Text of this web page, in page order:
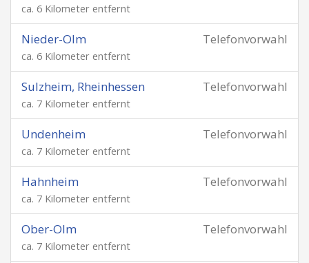
ca. 6 Kilometer entfernt
Telefonvorwahl
Nieder-Olm
ca. 6 Kilometer entfernt
Telefonvorwahl
Sulzheim, Rheinhessen
ca. 7 Kilometer entfernt
Telefonvorwahl
Undenheim
ca. 7 Kilometer entfernt
Telefonvorwahl
Hahnheim
ca. 7 Kilometer entfernt
Telefonvorwahl
Ober-Olm
ca. 7 Kilometer entfernt